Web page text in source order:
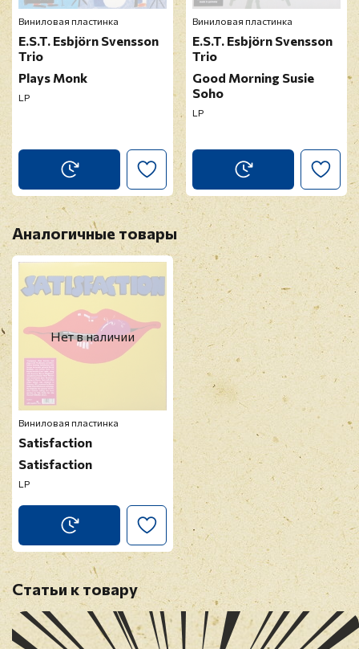
Виниловая пластинка
E.S.T. Esbjörn Svensson
Trio
Plays Monk
LP
Виниловая пластинка
E.S.T. Esbjörn Svensson
Trio
Good Morning Susie
Soho
LP
Аналогичные товары
Нет в наличии
Виниловая пластинка
Satisfaction
Satisfaction
LP
Статьи к товару